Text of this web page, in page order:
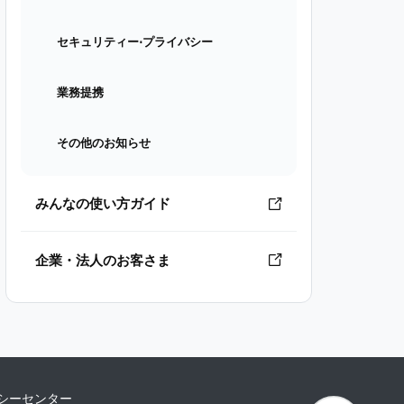
セキュリティー⋅プライバシー
業務提携
その他のお知らせ
みんなの使い方ガイド
企業・法人のお客さま
ーセンター